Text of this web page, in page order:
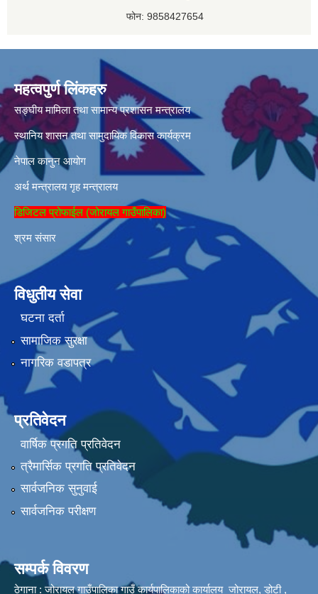
फोन: 9858427654
महत्वपुर्ण लिंकहरु
सङ्घीय मामिला तथा सामान्य प्रशासन मन्त्रालय
स्थानिय शासन तथा सामुदायिक विकास कार्यक्रम
नेपाल कानुन आयोग
अर्थ मन्त्रालय गृह मन्त्रालय
डिजिटल प्रोफाईल (जोरायल गाउँपालिका)
श्रम संसार
विधुतीय सेवा
घटना दर्ता
सामाजिक सुरक्षा
नागरिक वडापत्र
प्रतिवेदन
वार्षिक प्रगति प्रतिवेदन
त्रैमार्सिक प्रगति प्रतिवेदन
सार्वजनिक सुनुवाई
सार्वजनिक परीक्षण
सम्पर्क विवरण
ठेगाना : जोरायल गाउँपालिका गाउँ कार्यपालिकाको कार्यालय जोरायल, डोटी ,